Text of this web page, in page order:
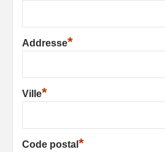
Addresse*
Ville*
Code postal *